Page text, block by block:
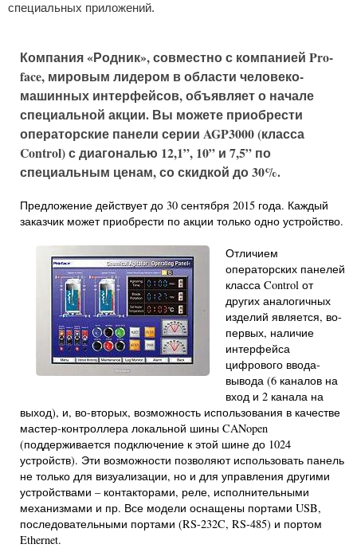
специальных приложений.
Компания «Родник», совместно с компанией Pro-
face, мировым лидером в области человеко-
машинных интерфейсов, объявляет о начале
специальной акции. Вы можете приобрести
операторские панели серии AGP3000 (класса
Control) с диагональю 12,1”, 10” и 7,5” по
специальным ценам, со скидкой до 30%.
Предложение действует до 30 сентября 2015 года. Каждый
заказчик может приобрести по акции только одно устройство.
Отличием
операторских панелей
класса Control от
других аналогичных
изделий является, во-
первых, наличие
интерфейса
цифрового ввода-
вывода (6 каналов на
вход и 2 канала на
выход), и, во-вторых, возможность использования в качестве
мастер-контроллера локальной шины CANopen
(поддерживается подключение к этой шине до 1024
устройств). Эти возможности позволяют использовать панель
не только для визуализации, но и для управления другими
устройствами – контакторами, реле, исполнительными
механизмами и пр. Все модели оснащены портами USB,
последовательными портами (RS-232C, RS-485) и портом
Ethernet.